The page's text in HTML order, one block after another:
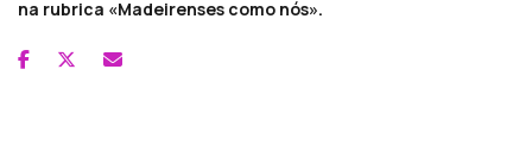
na rubrica «Madeirenses como nós».